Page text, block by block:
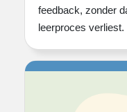
feedback, zonder
leerproces verliest.